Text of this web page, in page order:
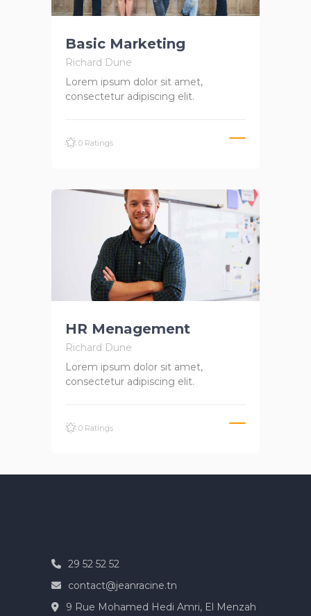
Basic Marketing
Richard Dune
Lorem ipsum dolor sit amet,
consectetur adipiscing elit.
0 Ratings
HR Menagement
Richard Dune
Lorem ipsum dolor sit amet,
consectetur adipiscing elit.
0 Ratings
29 52 52 52
contact@jeanracine.tn
9 Rue Mohamed Hedi Amri, El Menzah